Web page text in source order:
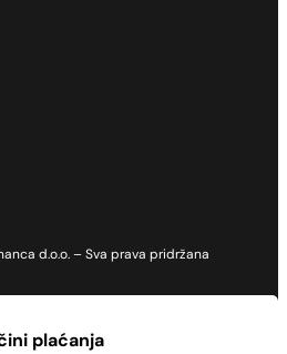
d.o.o. – Sva prava pridržana
plaćanja